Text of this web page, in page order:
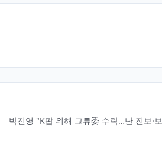
박진영 "K팝 위해 교류委 수락…난 진보·